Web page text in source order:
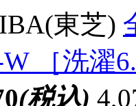
東芝)
［洗濯
(税込)